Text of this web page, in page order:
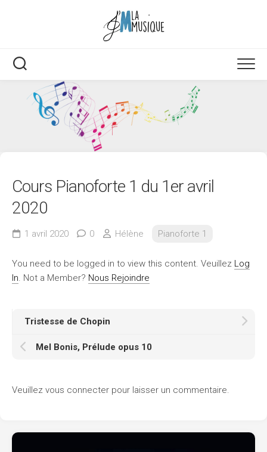
Cours Pianoforte 1 du 1er avril
2020
1 avril 2020 0 Hélène Pianoforte 1
You need to be logged in to view this content. Veuillez Log
In. Not a Member? Nous Rejoindre
Tristesse de Chopin
Mel Bonis, Prélude opus 10
Veuillez vous connecter pour laisser un commentaire.